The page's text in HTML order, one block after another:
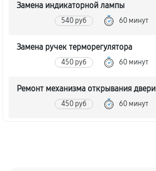
Замена индикаторной лампы
540 руб 60 минут
Замена ручек терморегулятора
450 руб 60 минут
Ремонт механизма открывания двери
450 руб 60 минут